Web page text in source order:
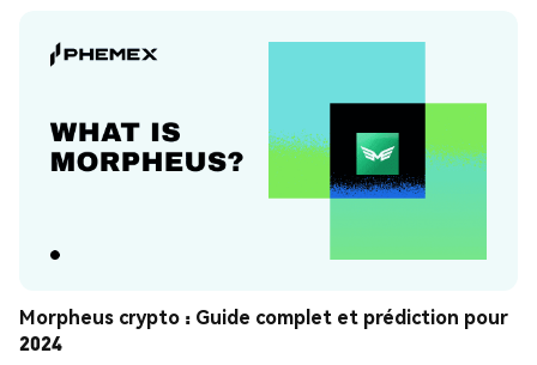
Morpheus crypto : Guide complet et prédiction pour
2024